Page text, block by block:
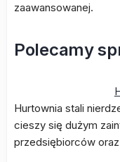
zaawansowanej.
Polecamy
Hurtownia stali
cieszy się dużym
przedsiębiorców